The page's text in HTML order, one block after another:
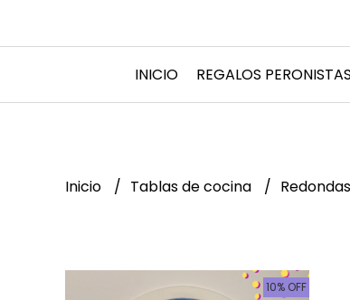
INICIO REGALOS PERONISTAS
Inicio Tablas de cocina
10% OFF